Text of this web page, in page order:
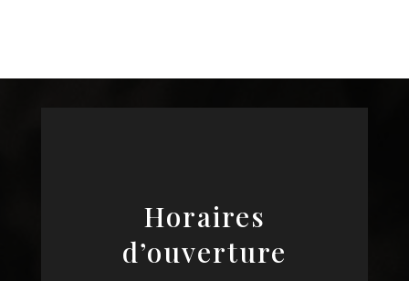
Horaires
d’ouverture